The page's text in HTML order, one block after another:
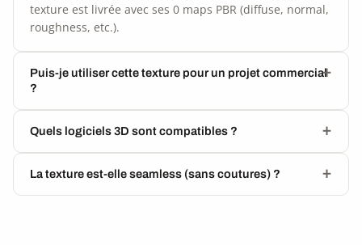
texture est livrée avec ses 0 maps PBR (diffuse, normal,
roughness, etc.).
Puis-je utiliser cette texture pour un projet commercial
?
Quels logiciels 3D sont compatibles ?
La texture est-elle seamless (sans coutures) ?